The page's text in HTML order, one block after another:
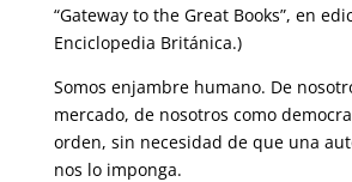
“Gateway to the Great Books”, en
Enciclopedia Británica.)
Somos enjambre humano. De
mercado, de nosotros como
orden, sin necesidad de que una
nos lo imponga.